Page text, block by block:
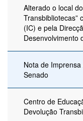
Alterado o local
Transbibliotecas”
(IC) e pela
Desenvolvimento
Nota de
Senado
Centro de
Devolução